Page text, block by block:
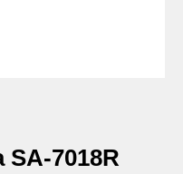
7018R